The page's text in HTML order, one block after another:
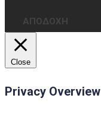
ΑΠΟΔΟΧΗ
Close
Privacy Overview